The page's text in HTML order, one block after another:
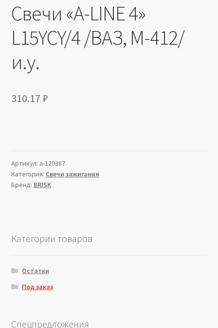
Свечи «A-LINE 4»
L15YCY/4 /ВАЗ, М-412/
и.у.
310.17 ₽
Артикул: a-129387
Категория: Свечи зажигания
Бренд: BRISK
Категории товаров
Остатки
Под заказ
Спецпредложения